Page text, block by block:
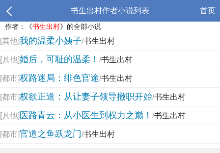
书生出村作者小说列表 首页
作者：《书生出村》的全部小说
[其他]我的温柔小姨子/书生出村
[其他]婚后，可耻的温柔！ /书生出村
[都市]权路迷局：绯色官途/书生出村
[都市]权欲正道：从让妻子领导撤职开始/书生出村
[其他] 医路青云：从小医生到权力之巅！ /书生出村
[都市]官道之鱼跃龙门/书生出村